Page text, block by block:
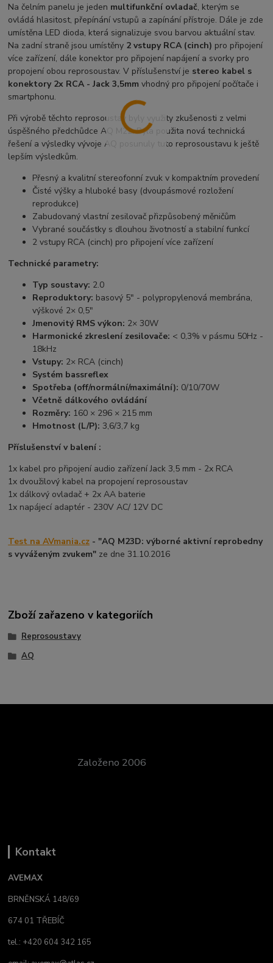
Na čelním panelu je jeden multifunkční ovladač, kterým se
ovládá hlasitost, přepínání vstupů a zapínání přístroje. Dále je zde
umístěna LED dioda, která signalizuje svou barvou aktuální stav.
Na zadní straně jsou umístěny 2 vstupy RCA (cinch) pro připojení
více zařízení, dále konektor pro připojení napájení a svorky pro
propojení obou reprosoustav. V příslušenství je stereo kabel s
konektory 2x RCA - Jack 3,5mm vhodný pro připojení počítače i
smartphonu.
Při výrobě těchto reprosoustav byly využity zkušenosti z velmi
úspěšného předchůdce AQ M22. Byla použita nová technická
řešení a výsledky vývoje AQ posunuly tuto reprosoustavu k ještě
lepším výsledkům.
Přesný a kvalitní stereofonní zvuk v kompaktním provedení
Čisté výšky a hluboké basy (dvoupásmové rozložení
reprodukce)
Zabudovaný vlastní zesilovač přizpůsobený měničům
Vybrané součástky s dlouhou životností a stabilní funkcí
2 vstupy RCA (cinch) pro připojení více zařízení
Technické parametry:
Typ soustavy: 2.0
Reproduktory: basový 5" - polypropylenová membrána,
výškové 2× 0,5"
Jmenovitý RMS výkon: 2× 30W
Harmonické zkreslení zesilovače: < 0,3% v pásmu 50Hz -
18kHz
Vstupy: 2× RCA (cinch)
Systém bassreflex
Spotřeba (off/normální/maximální): 0/10/70W
Včetně dálkového ovládání
Rozměry: 160 × 296 × 215 mm
Hmotnost (L/P): 3,6/3,7 kg
Příslušenství v balení :
1x kabel pro připojení audio zařízení Jack 3,5 mm - 2x RCA
1x dvoužilový kabel na propojení reprosoustav
1x dálkový ovladač + 2x AA baterie
1x napájecí adaptér - 230V AC/ 12V DC
Test na AVmania.cz - "AQ M23D: výborné aktivní reprobedny
s vyváženým zvukem" ze dne 31.10.2016
Zboží zařazeno v kategoriích
Reprosoustavy
AQ
Založeno 2006
Kontakt
AVEMAX
BRNĚNSKÁ 148/69
674 01 TŘEBÍČ
tel.: +420 604 342 165